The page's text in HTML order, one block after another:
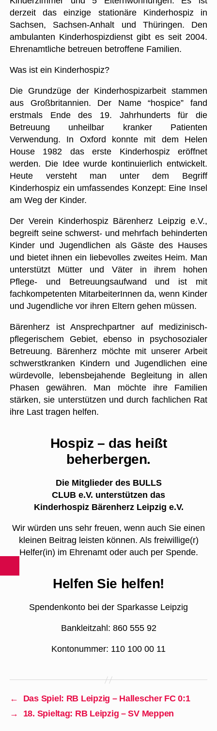
derzeit das einzige stationäre Kinderhospiz in
Sachsen, Sachsen-Anhalt und Thüringen. Den
ambulanten Kinderhospizdienst gibt es seit 2004.
Ehrenamtliche betreuen betroffene Familien.
Was ist ein Kinderhospiz?
Die Grundzüge der Kinderhospizarbeit stammen
aus Großbritannien. Der Name “hospice” fand
erstmals Ende des 19. Jahrhunderts für die
Betreuung unheilbar kranker Patienten
Verwendung. In Oxford konnte mit dem Helen
House 1982 das erste Kinderhospiz eröffnet
werden. Die Idee wurde kontinuierlich entwickelt.
Heute versteht man unter dem Begriff
Kinderhospiz ein umfassendes Konzept: Eine Insel
am Weg der Kinder.
Der Verein Kinderhospiz Bärenherz Leipzig e.V.,
begreift seine schwerst- und mehrfach behinderten
Kinder und Jugendlichen als Gäste des Hauses
und bietet ihnen ein liebevolles zweites Heim. Man
unterstützt Mütter und Väter in ihrem hohen
Pflege- und Betreuungsaufwand und ist mit
fachkompetenten MitarbeiterInnen da, wenn Kinder
und Jugendliche vor ihren Eltern gehen müssen.
Bärenherz ist Ansprechpartner auf medizinisch-
pflegerischem Gebiet, ebenso in psychosozialer
Betreuung. Bärenherz möchte mit unserer Arbeit
schwerstkranken Kindern und Jugendlichen eine
würdevolle, lebensbejahende Begleitung in allen
Phasen gewähren. Man möchte ihre Familien
stärken, sie unterstützen und durch fachlichen Rat
ihre Last tragen helfen.
Hospiz – das heißt
beherbergen.
Die Mitglieder des BULLS
CLUB e.V. unterstützen das
Kinderhospiz BärenherzLeipzig e.V.
Wir würden uns sehr freuen, wenn auch Sie einen
kleinen Beitrag leisten können. Als freiwillige(r)
Helfer(in) im Ehrenamt oder auch per Spende.
Helfen Sie helfen!
Spendenkonto bei der Sparkasse Leipzig
Bankleitzahl: 860 555 92
Kontonummer: 110 100 00 11
←
Das Spiel: RB Leipzig – Hallescher FC 0:1
→
18. Spieltag: RB Leipzig – SV Meppen